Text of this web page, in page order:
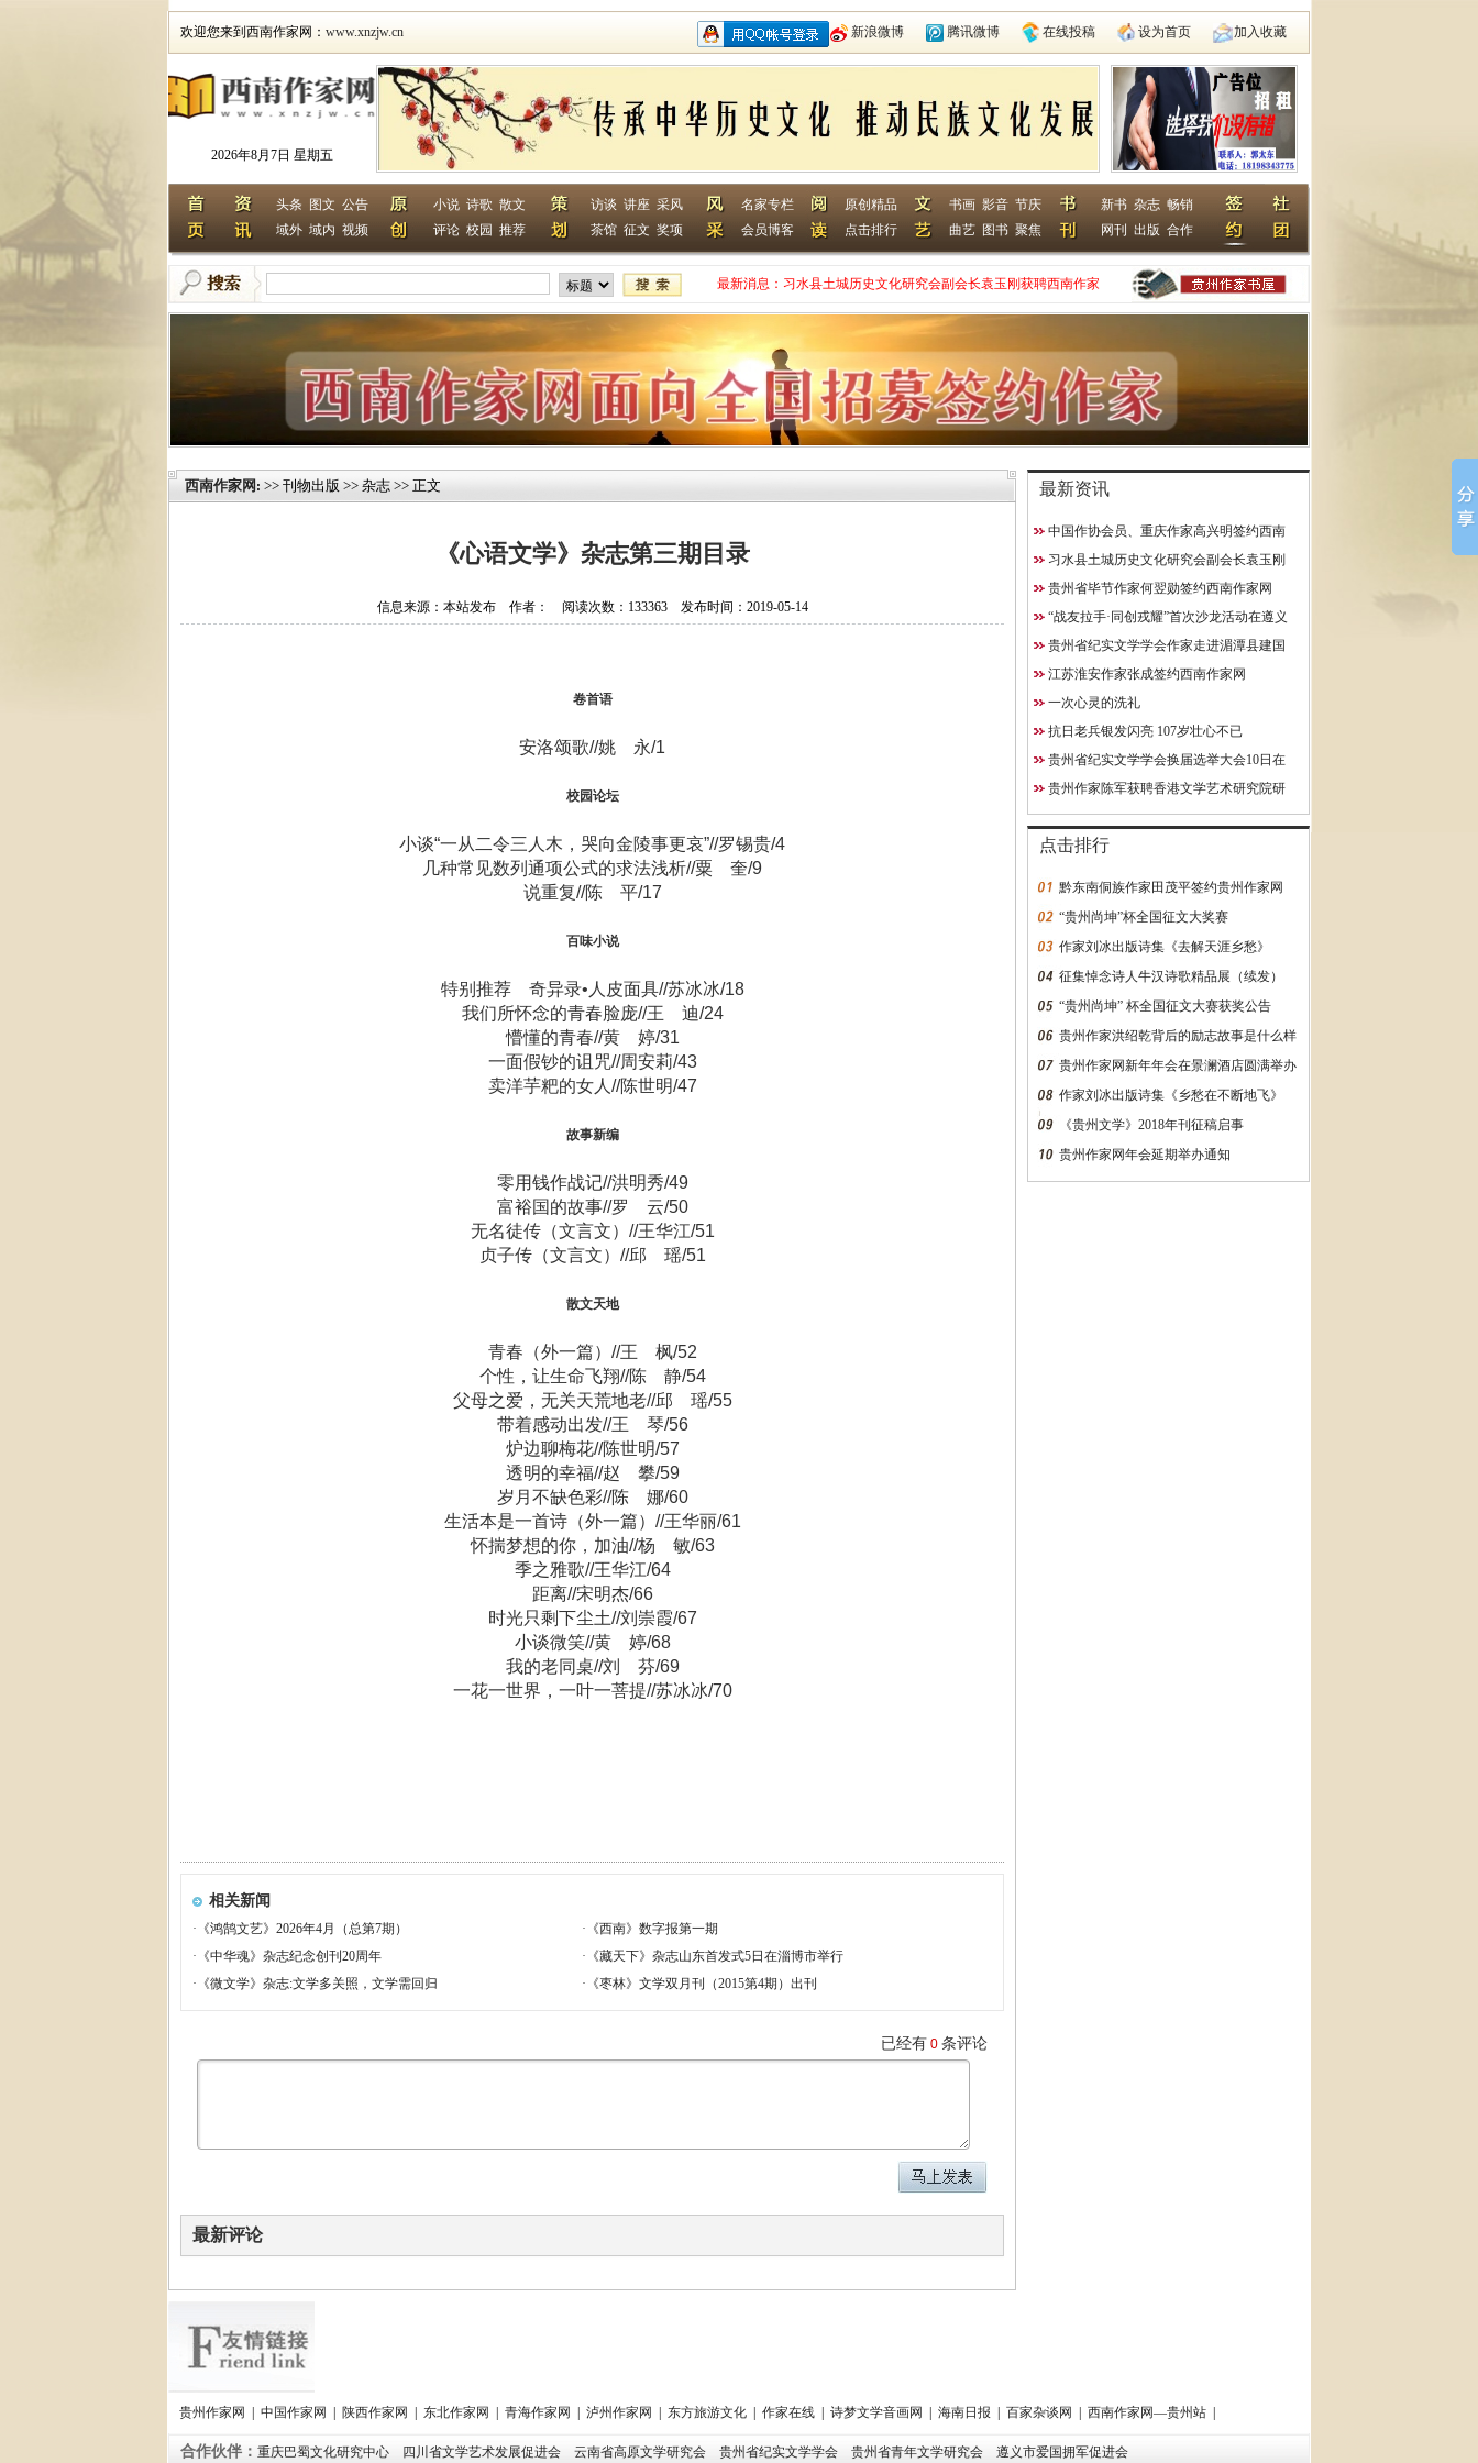
欢迎您来到西南作家网： www.xnzjw.cn 新浪微博 腾讯微博 在线投稿 设为首页 加入收藏
2026年8月7日 星期五
头条 图文 公告
域外 域内 视频
小说 诗歌 散文
评论 校园 推荐
访谈 讲座 采风
茶馆 征文 奖项
名家专栏
会员博客
原创精品
点击排行
书画 影音 节庆
曲艺 图书 聚焦
新书 杂志 畅销
网刊
出版 合作
最新消息： 习水县土城历史文化研究会副会长袁玉刚获聘西南作家
贵州省毕节作家何翌勋签约西南作家网
“战友拉手·同创戎耀”首次沙龙活动在遵义启动
贵州省纪实文学学会作家走进湄潭县建国学校
江苏淮安作家张成签约西南作家网
抗日老兵银发闪亮 107岁壮心不已
贵州省纪实文学学会换届选举大会10日在贵阳成功举行
中国作协会员、重庆作家高兴明签约西南作家网
西南作家网 : >> 刊物出版 >> 杂志 >> 正文
《心语文学》杂志第三期目录
信息来源：本站发布 作者： 阅读次数：133363 发布时间：2019-05-14
卷首语
安洛颂歌//姚 永/1
校园论坛
小谈“一从二令三人木，哭向金陵事更哀”//罗锡贵/4
几种常见数列通项公式的求法浅析//粟 奎/9
说重复//陈 平/17
百味小说
特别推荐 奇异录•人皮面具//苏冰冰/18
我们所怀念的青春脸庞//王 迪/24
懵懂的青春//黄 婷/31
一面假钞的诅咒//周安莉/43
卖洋芋粑的女人//陈世明/47
故事新编
零用钱作战记//洪明秀/49
富裕国的故事//罗 云/50
无名徒传（文言文）//王华江/51
贞子传（文言文）//邱 瑶/51
散文天地
青春（外一篇）//王 枫/52
个性，让生命飞翔//陈 静/54
父母之爱，无关天荒地老//邱 瑶/55
带着感动出发//王 琴/56
炉边聊梅花//陈世明/57
透明的幸福//赵 攀/59
岁月不缺色彩//陈 娜/60
生活本是一首诗（外一篇）//王华丽/61
怀揣梦想的你，加油//杨 敏/63
季之雅歌//王华江/64
距离//宋明杰/66
时光只剩下尘土//刘崇霞/67
小谈微笑//黄 婷/68
我的老同桌//刘 芬/69
一花一世界，一叶一菩提//苏冰冰/70
相关新闻
· 《鸿鹄文艺》2026年4月（总第7期） · 《西南》数字报第一期
· 《中华魂》杂志纪念创刊20周年 · 《藏天下》杂志山东首发式5日在淄博市举行
· 《微文学》杂志:文学多关照，文学需回归 · 《枣林》文学双月刊（2015第4期）出刊
已经有 0 条评论
最新评论
最新资讯
中国作协会员、重庆作家高兴明签约西南
作家网
习水县土城历史文化研究会副会长袁玉刚
获聘西南作家网终身特聘专
贵州省毕节作家何翌勋签约西南作家网
“战友拉手·同创戎耀”首次沙龙活动在遵义
启动贵州省纪实文学学会作家走进湄潭县建国
学校江苏淮安作家张成签约西南作家网
一次心灵的洗礼
抗日老兵银发闪亮 107岁壮心不已
贵州省纪实文学学会换届选举大会10日在
贵阳成功举行
贵州作家陈军获聘香港文学艺术研究院研
究员
点击排行
黔东南侗族作家田茂平签约贵州作家网
“贵州尚坤”杯全国征文大奖赛
作家刘冰出版诗集《去解天涯乡愁》
征集悼念诗人牛汉诗歌精品展（续发）
“贵州尚坤” 杯全国征文大赛获奖公告
贵州作家洪绍乾背后的励志故事是什么样
的？万字长文告诉你
贵州作家网新年年会在景澜酒店圆满举办
作家刘冰出版诗集《乡愁在不断地飞》
《贵州文学》2018年刊征稿启事
贵州作家网年会延期举办通知
贵州作家网 | 中国作家网 | 陕西作家网 | 东北作家网 | 青海作家网 | 泸州作家网 | 东方旅游文化 | 作家在线 | 诗梦文学音画网 | 海南日报 | 百家杂谈网 | 西南作家网—贵州站 |
合作伙伴： 重庆巴蜀文化研究中心 四川省文学艺术发展促进会 云南省高原文学研究会 贵州省纪实文学学会 贵州省青年文学研究会 遵义市爱国拥军促进会